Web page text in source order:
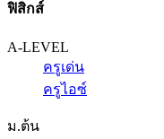
ฟิสิกส์
A-LEVEL
ครูเด่น
ครูไอซ์
ม.ต้น